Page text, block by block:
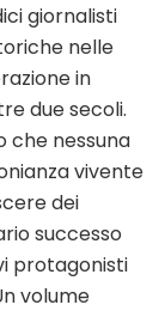
giornalisti
nelle
in
due secoli.
che nessuna
vivente
dei
successo
protagonisti
volume